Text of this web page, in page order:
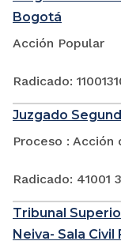
Bogotá
Acción Popular
Radicado:
Juzgado
Proceso : Acción
Radicado: 41001
Tribunal
Neiva- Sala Civil